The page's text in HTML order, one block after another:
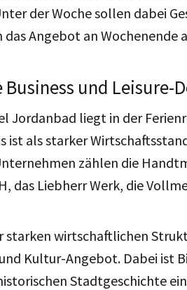
der Woche sollen dabei
das Angebot an
und Leisure-
Jordanbad liegt in der
ist als starker
zählen die
das Liebherr Werk, die
starken wirtschaftlichen
Kultur-Angebot. Dabei ist
Stadtgeschichte